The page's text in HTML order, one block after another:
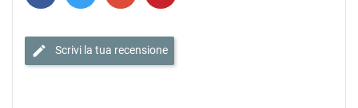
edit Scrivi la tua recensione